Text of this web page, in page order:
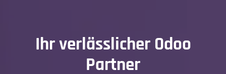
Ihr verlässlicher Odoo
Partner